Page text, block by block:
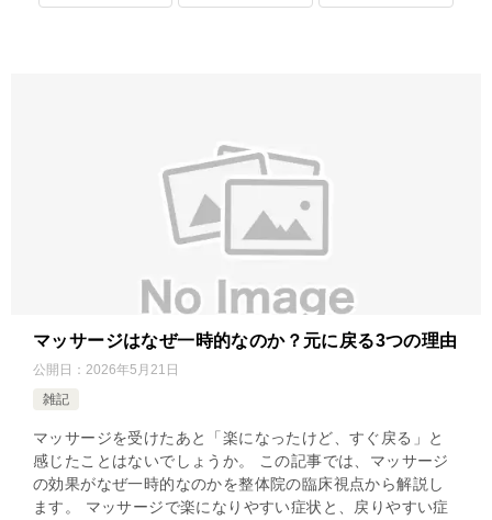
マッサージはなぜ一時的なのか？元に戻る3つの理由
公開日： 2026年5月21日
雑記
マッサージを受けたあと「楽になったけど、すぐ戻る」と
感じたことはないでしょうか。 この記事では、マッサージ
の効果がなぜ一時的なのかを整体院の臨床視点から解説し
ます。 マッサージで楽になりやすい症状と、戻りやすい症